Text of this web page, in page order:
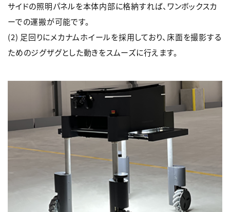
サイドの照明パネルを本体内部に格納すれば、ワンボックスカ
ーでの運搬が可能です。
(2) 足回りにメカナムホイールを採用しており、床面を撮影する
ためのジグザグとした動きをスムーズに行えます。